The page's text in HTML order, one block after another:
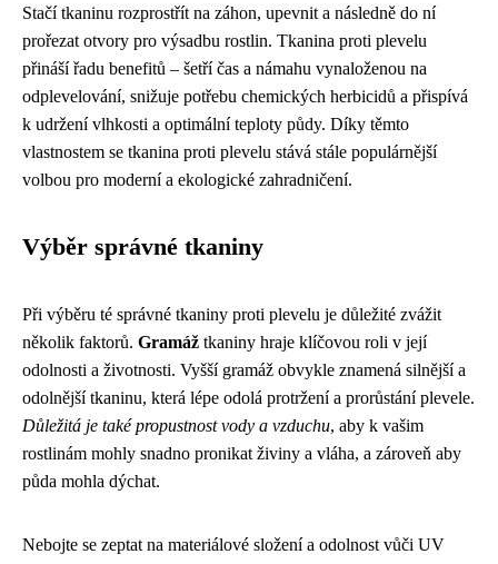
Stačí tkaninu rozprostřít na záhon, upevnit a následně do ní
prořezat otvory pro výsadbu rostlin. Tkanina proti plevelu
přináší řadu benefitů – šetří čas a námahu vynaloženou na
odplevelování, snižuje potřebu chemických herbicidů a přispívá
k udržení vlhkosti a optimální teploty půdy. Díky těmto
vlastnostem se tkanina proti plevelu stává stále populárnější
volbou pro moderní a ekologické zahradničení.
Výběr správné tkaniny
Při výběru té správné tkaniny proti plevelu je důležité zvážit
několik faktorů. Gramáž tkaniny hraje klíčovou roli v její
odolnosti a životnosti. Vyšší gramáž obvykle znamená silnější a
odolnější tkaninu, která lépe odolá protržení a prorůstání plevele.
Důležitá je také propustnost vody a vzduchu, aby k vašim
rostlinám mohly snadno pronikat živiny a vláha, a zároveň aby
půda mohla dýchat.
Nebojte se zeptat na materiálové složení a odolnost vůči UV